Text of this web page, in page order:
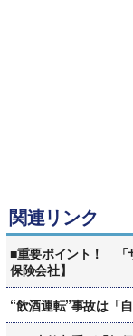
関連リンク
■重要ポイント！ 「
保険会社】
“飲酒運転”事故は「